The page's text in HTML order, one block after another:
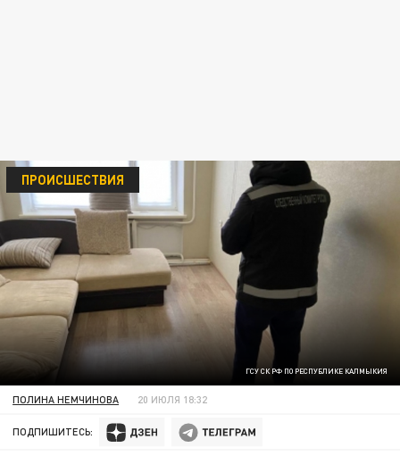
ГСУ СК РФ ПО РЕСПУБЛИКЕ КАЛМЫКИЯ
ПРОИСШЕСТВИЯ
ПОЛИНА НЕМЧИНОВА 20 ИЮЛЯ 18:32
ПОДПИШИТЕСЬ: